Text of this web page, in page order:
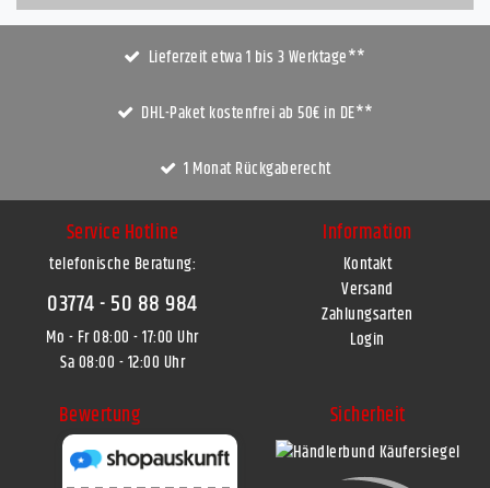
Lieferzeit etwa 1 bis 3 Werktage**
DHL-Paket kostenfrei ab 50€ in DE**
1 Monat Rückgaberecht
Service Hotline
telefonische Beratung:
03774 - 50 88 984
Mo - Fr 08:00 - 17:00 Uhr
Sa 08:00 - 12:00 Uhr
Information
Kontakt
Versand
Zahlungsarten
Login
Bewertung Sicherheit